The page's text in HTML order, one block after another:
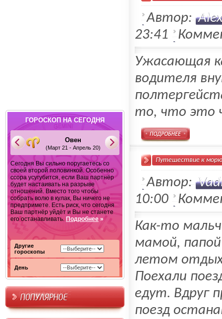
ГОРОСКОП НА СЕГОДНЯ
Овен
(Март 21 - Апрель 20)
Сегодня Вы сильно поругаетесь со
своей второй половинкой. Особенно
ссора усугубится, если Ваш партнёр
будет настаивать на разрыве
отношений. Вместо того чтобы
собрать волю в кулак, Вы ничего не
предпримете. Есть риск, что сегодня
Ваш партнёр уйдёт и Вы не станете
его останавливать. Подробнее »
Другие
гороскопы
День
Автор:
23:41
Ужасающая
водителя
то, что это
Подробнее
Путешествие к морю
Автор:
10:00
Как-то
мамой,
летом
Поехали
едут. Вдруг
поезд